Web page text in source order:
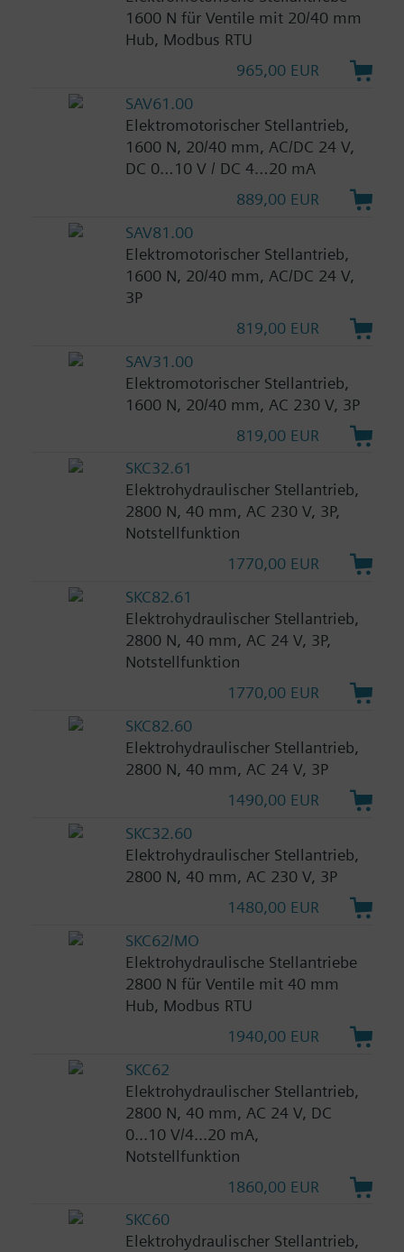
1600 N für Ventile mit 20/40 mm
Hub, Modbus RTU
965,00 EUR
SAV61.00
Elektromotorischer Stellantrieb,
1600 N, 20/40 mm, AC/DC 24 V,
DC 0…10 V / DC 4…20 mA
889,00 EUR
SAV81.00
Elektromotorischer Stellantrieb,
1600 N, 20/40 mm, AC/DC 24 V,
3P
819,00 EUR
SAV31.00
Elektromotorischer Stellantrieb,
1600 N, 20/40 mm, AC 230 V, 3P
819,00 EUR
SKC32.61
Elektrohydraulischer Stellantrieb,
2800 N, 40 mm, AC 230 V, 3P,
Notstellfunktion
1770,00 EUR
SKC82.61
Elektrohydraulischer Stellantrieb,
2800 N, 40 mm, AC 24 V, 3P,
Notstellfunktion
1770,00 EUR
SKC82.60
Elektrohydraulischer Stellantrieb,
2800 N, 40 mm, AC 24 V, 3P
1490,00 EUR
SKC32.60
Elektrohydraulischer Stellantrieb,
2800 N, 40 mm, AC 230 V, 3P
1480,00 EUR
SKC62/MO
Elektrohydraulische Stellantriebe
2800 N für Ventile mit 40 mm
Hub, Modbus RTU
1940,00 EUR
SKC62
Elektrohydraulischer Stellantrieb,
2800 N, 40 mm, AC 24 V, DC
0...10 V/4...20 mA,
Notstellfunktion
1860,00 EUR
SKC60
Elektrohydraulischer Stellantrieb,